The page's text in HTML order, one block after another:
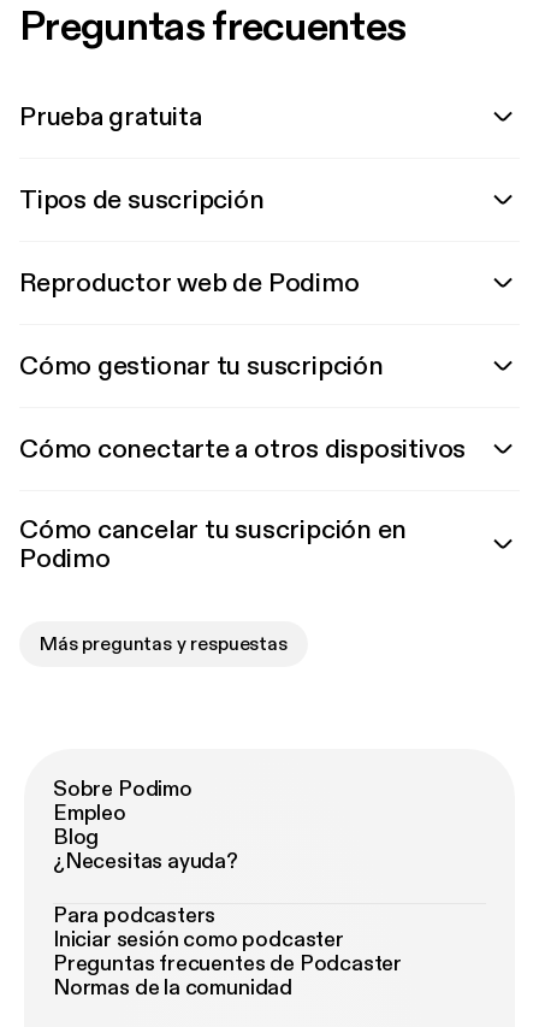
Preguntas frecuentes
Prueba gratuita
Tipos de suscripción
Reproductor web de Podimo
Cómo gestionar tu suscripción
Cómo conectarte a otros dispositivos
Cómo cancelar tu suscripción en
Podimo
Más preguntas y respuestas
Sobre Podimo
Empleo
Blog
¿Necesitas ayuda?
Para podcasters
Iniciar sesión como podcaster
Preguntas frecuentes de Podcaster
Normas de la comunidad